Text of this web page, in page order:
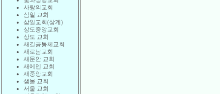
사랑의교회
삼일 교회
삼일교회(상계)
상도중앙교회
상도 교회
새길공동체교회
새로남교회
새문안 교회
새에덴 교회
새중앙교회
샘물 교회
서울 교회